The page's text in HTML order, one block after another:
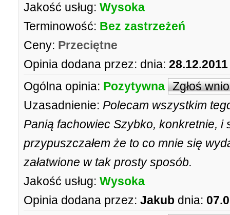
Jakość usług: Wysoka
Terminowość: Bez zastrzeżeń
Ceny: Przeciętne
Opinia dodana przez: dnia:
Ogólna opinia: Pozytywna Zgłoś
Uzasadnienie: Polecam wszystkim
Panią fachowiec Szybko, konkretnie, i
przypuszczałem że to co mnie się
załatwione w tak prosty sposób.
Jakość usług: Wysoka
Opinia dodana przez: Jakub dnia: